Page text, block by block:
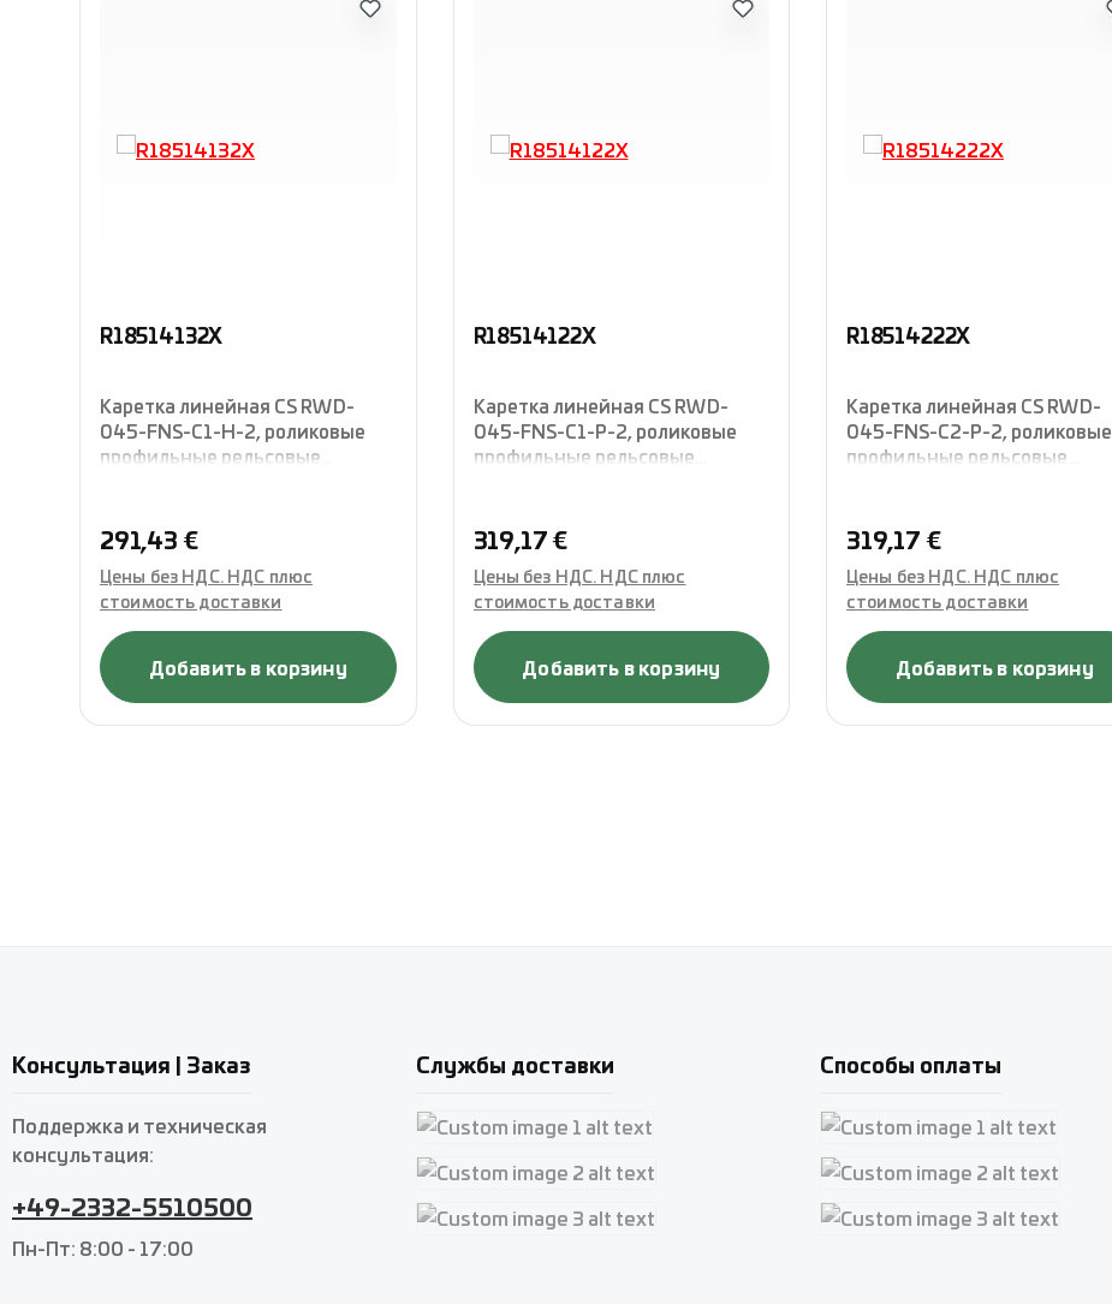
R18514132X
Каретка линейная CS RWD-
045-FNS-C1-H-2, роликовые
профильные рельсовые
длины, без сепаратора,
укомплектованная
уплотнениями, Rexroth
Обычная цена:
291,43 €
Цены без НДС. НДС плюс
стоимость доставки
Добавить в корзину
R18514122X
Каретка линейная CS RWD-
045-FNS-C1-P-2, роликовые
профильные рельсовые
длины, без сепаратора,
укомплектованная
уплотнениями, Rexroth
Обычная цена:
319,17 €
Цены без НДС. НДС плюс
стоимость доставки
Добавить в корзину
R18514222X
Каретка линейная CS RWD-
045-FNS-C2-P-2, роликовые
профильные рельсовые
длины, без сепаратора,
укомплектованная
уплотнениями, Rexroth
Обычная цена:
319,17 €
Цены без НДС. НДС плюс
стоимость доставки
Добавить в корзину
Консультация | Заказ
Поддержка и техническая
консультация:
+49-2332-5510500
Пн-Пт: 8:00 - 17:00
Службы доставки
Custom image 1
Custom image 2
Способы оплаты
Custom image 1
Custom image 2